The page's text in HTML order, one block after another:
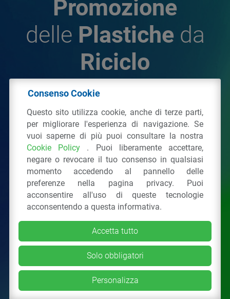
Promozione
delle Plastiche da
Riciclo
Plastiche da Riciclo
C.F. 97381090154
Via San Vittore 36 20123Milano (MI)
Tel.: 02 43928225.
Tutti i diritti riservati Privacy Policy &Cookie
Consenso Cookie
Questo sito utilizza cookie, anche di terze parti,
per migliorare l'esperienza di navigazione. Se
vuoi saperne di più puoi consultare la nostra
Cookie Policy . Puoi liberamente accettare,
negare o revocare il tuo consenso in qualsiasi
momento accedendo al pannello delle
preferenze nella pagina privacy. Puoi
acconsentire all'uso di queste tecnologie
acconsentendo a questa informativa.
Accetta tutto
Solo obbligatori
Personalizza